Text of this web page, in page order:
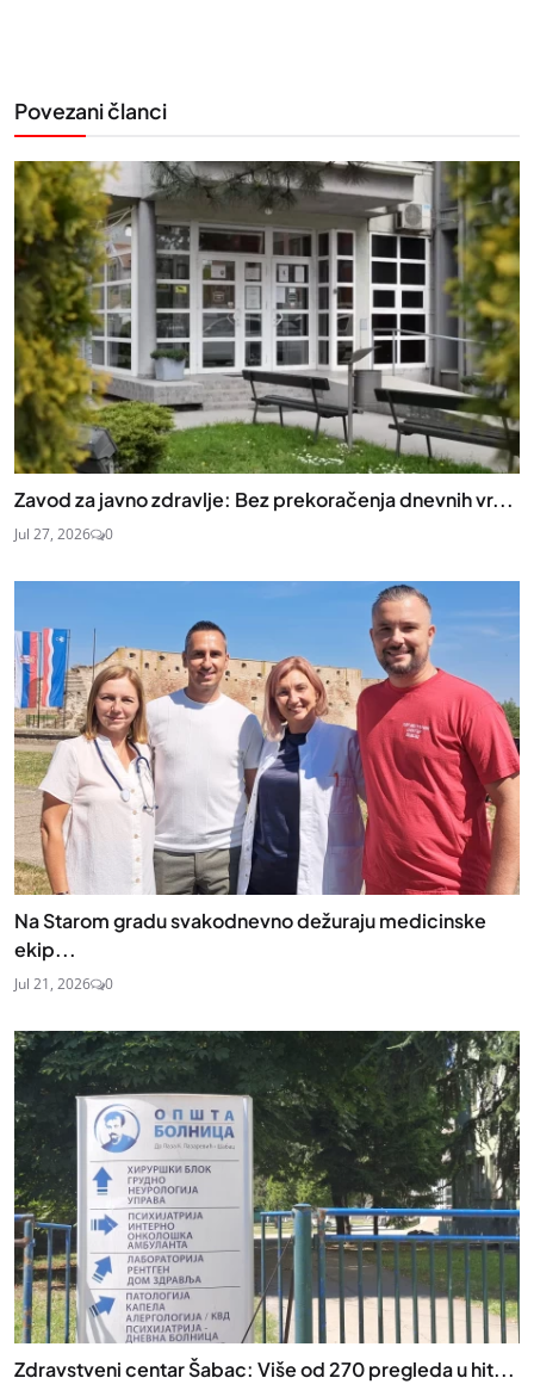
Povezani članci
Zavod za javno zdravlje: Bez prekoračenja dnevnih vr...
Jul 27, 2026 0
Na Starom gradu svakodnevno dežuraju medicinske
ekip...
Jul 21, 2026 0
Zdravstveni centar Šabac: Više od 270 pregleda u hit...